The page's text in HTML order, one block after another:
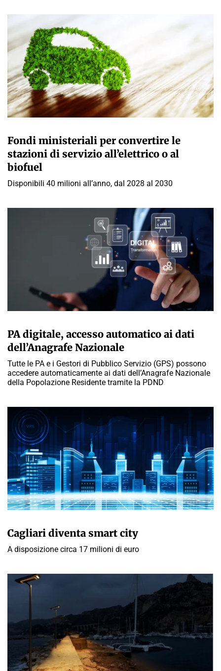
Fondi ministeriali per convertire le
stazioni di servizio all’elettrico o al
biofuel
Disponibili 40 milioni all’anno, dal 2028 al 2030
PA digitale, accesso automatico ai dati
dell’Anagrafe Nazionale
Tutte le PA e i Gestori di Pubblico Servizio (GPS) possono
accedere automaticamente ai dati dell’Anagrafe Nazionale
della Popolazione Residente tramite la PDND
Cagliari diventa smart city
A disposizione circa 17 milioni di euro